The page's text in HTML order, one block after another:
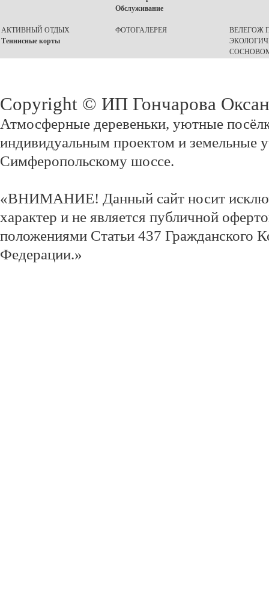
Обслуживание
АКТИВНЫЙ ОТДЫХ
Теннисные корты
ФОТОГАЛЕРЕЯ
ВЕЛЕГОЖ
Copyright © ИП Гончарова
Атмосферные деревеньки, уютные
индивидуальным проектом и земельные
Симферопольскому шоссе.
«ВНИМАНИЕ! Данный сайт носит
характер и не является публичной
положениями Статьи 437 Гражданского
Федерации.»